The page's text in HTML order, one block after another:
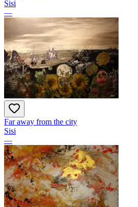
Sisi
—
Far away from the city
Sisi
—